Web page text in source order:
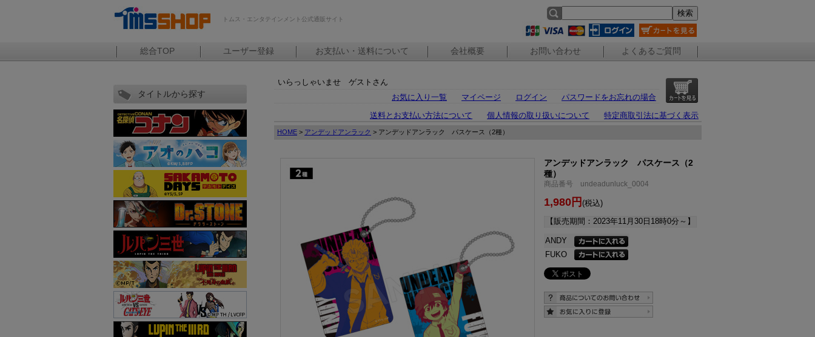
トムス・エンタテインメント公式通販サイト
総合TOP ユーザー登録 お支払い・送料について 会社概要 お問い合わせ よくあるご質問
タイトルから探す
いらっしゃいませ ゲストさん
お気に入り一覧
マイページ ログイン
パスワードをお忘れの場合
送料とお支払い方法について
個人情報の取り扱いについて 特定商取引法に基づく表示
HOME > アンデッドアンラック > アンデッドアンラック パスケース（2種）
アンデッドアンラック パスケース（2
種）
商品番号 undeadunluck_0004
1,980円 (税込)
【販売期間： 2023年11月30日18時0分 ～】
ANDY
FUKO